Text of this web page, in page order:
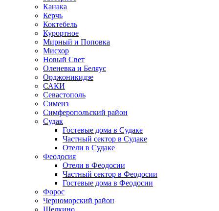
Канака
Керчь
Коктебель
Курортное
Мирный и Поповка
Мисхор
Новый Свет
Оленевка и Беляус
Орджоникидзе
САКИ
Севастополь
Симеиз
Симферопольский район
Судак
Гостевые дома в Судаке
Частный сектор в Судаке
Отели в Судаке
Феодосия
Отели в Феодосии
Частный сектор в Феодосии
Гостевые дома в Феодосии
Форос
Черноморский район
Щелкино